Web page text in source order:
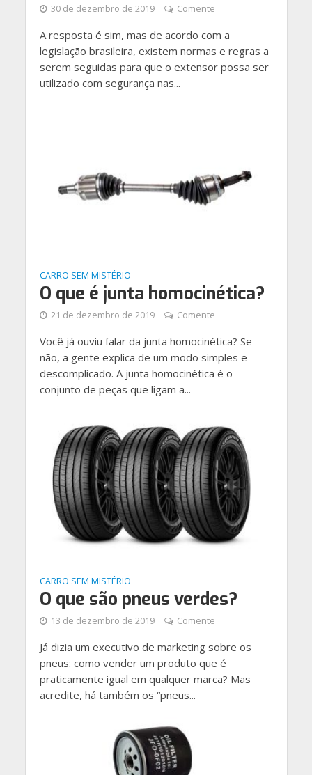
30 de dezembro de 2019 Comente
A resposta é sim, mas de acordo com a
legislação brasileira, existem normas e regras a
serem seguidas para que o extensor possa ser
utilizado com segurança nas...
CARRO SEM MISTÉRIO
O que é junta homocinética?
21 de dezembro de 2019 Comente
Você já ouviu falar da junta homocinética? Se
não, a gente explica de um modo simples e
descomplicado. A junta homocinética é o
conjunto de peças que ligam a...
CARRO SEM MISTÉRIO
O que são pneus verdes?
13 de dezembro de 2019 Comente
Já dizia um executivo de marketing sobre os
pneus: como vender um produto que é
praticamente igual em qualquer marca? Mas
acredite, há também os “pneus...